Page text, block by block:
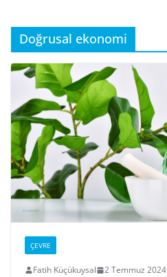
Doğrusal ekonomi
ÇEVRE
Fatih Küçükuysal 2 Temmuz 2024